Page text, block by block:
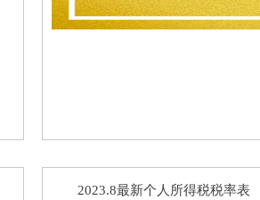
2023.8最新个人所得税税率表